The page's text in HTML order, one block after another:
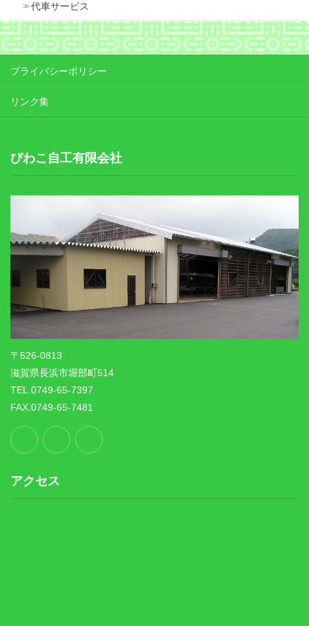
代車サービス
プライバシーポリシー
リンク集
びわこ自工有限会社
〒526-0813
滋賀県長浜市堀部町514
TEL.0749-65-7397
FAX.0749-65-7481
アクセス